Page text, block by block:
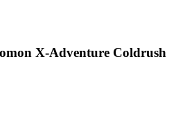
X-Adventure Coldrush